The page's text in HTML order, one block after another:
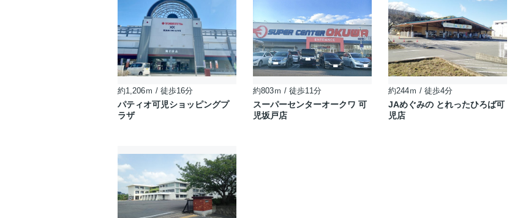
約1,206ｍ / 徒歩16分
パティオ可児ショッピングプ
ラザ
約803ｍ / 徒歩11分
スーパーセンターオークワ 可
児坂戸店
約244ｍ / 徒歩4分
JAめぐみの とれったひろば可
児店